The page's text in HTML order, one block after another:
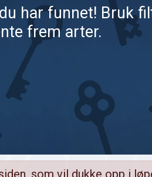
har funnet! Bruk
frem arter.
som vil dukke opp i